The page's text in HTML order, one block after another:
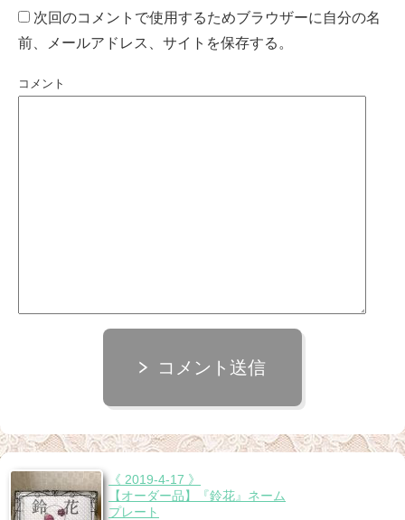
次回のコメントで使用するためブラウザーに自分の名
前、メールアドレス、サイトを保存する。
コメント
コメント送信
《 2019-4-17 》
【オーダー品】『鈴花』ネーム
プレート